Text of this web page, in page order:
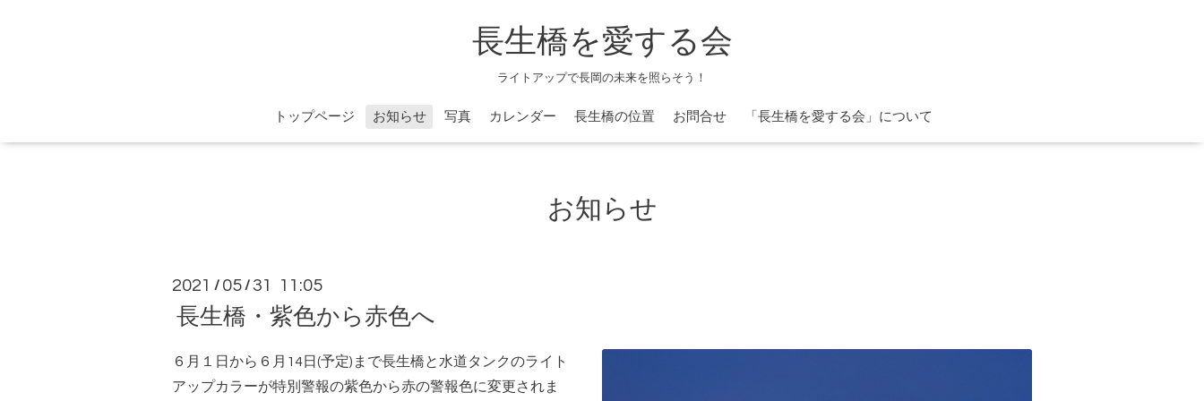
長生橋を愛する会
ライトアップで長岡の未来を照らそう！
トップページ お知らせ 写真 カレンダー 長生橋の位置 お問合せ 「長生橋を愛する会」について
お知らせ
2021 / 05 /31 11:05
長生橋・紫色から赤色へ
６月１日から６月14日(予定)まで長生橋と水道タンクのライト
アップカラーが特別警報の紫色から赤の警報色に変更されま